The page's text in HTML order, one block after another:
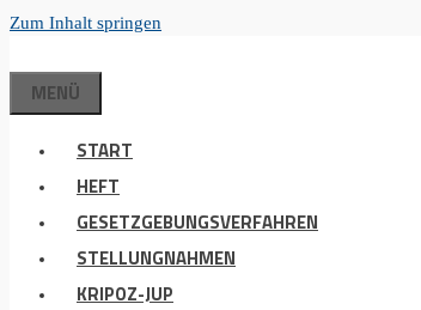
Zum Inhalt springen
MENÜ
START
HEFT
GESETZGEBUNGSVERFAHREN
STELLUNGNAHMEN
KRIPOZ-JUP